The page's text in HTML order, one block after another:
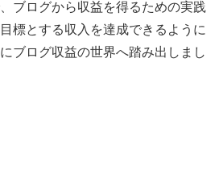
ブログから収益を得るための実践
標とする収入を達成できるように
ブログ収益の世界へ踏み出しまし